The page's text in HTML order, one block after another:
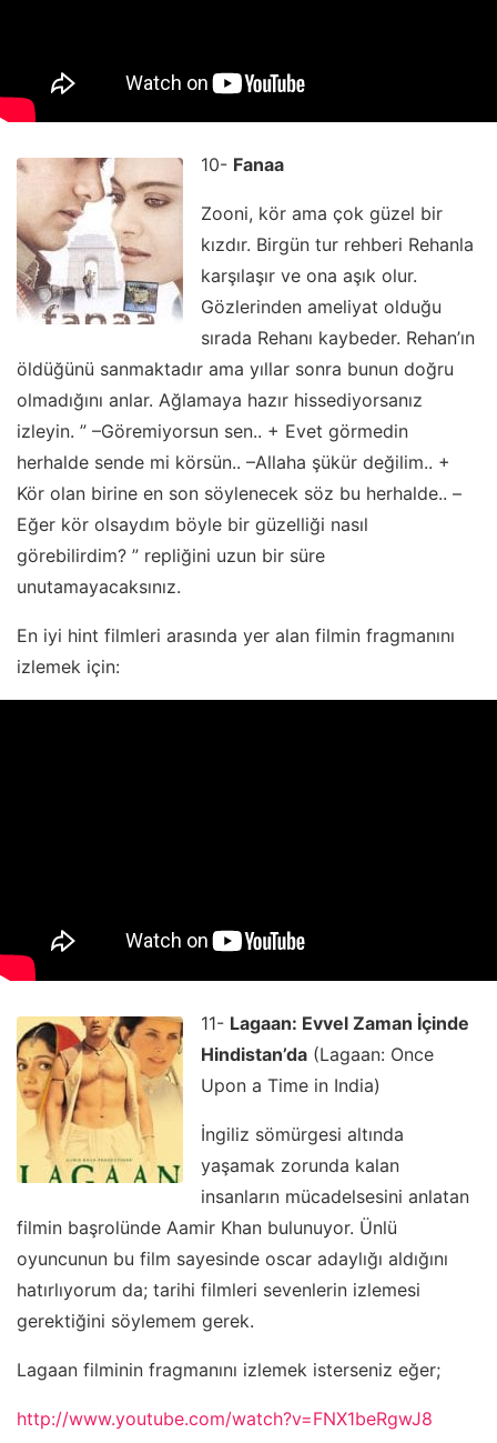
10- Fanaa
Zooni, kör ama çok güzel bir
kızdır. Birgün tur rehberi Rehanla
karşılaşır ve ona aşık olur.
Gözlerinden ameliyat olduğu
sırada Rehanı kaybeder. Rehan’ın
öldüğünü sanmaktadır ama yıllar sonra bunun doğru
olmadığını anlar. Ağlamaya hazır hissediyorsanız
izleyin. ” –Göremiyorsun sen.. + Evet görmedin
herhalde sende mi körsün.. –Allaha şükür değilim.. +
Kör olan birine en son söylenecek söz bu herhalde.. –
Eğer kör olsaydım böyle bir güzelliği nasıl
görebilirdim? ” repliğini uzun bir süre
unutamayacaksınız.
En iyi hint filmleri arasında yer alan filmin fragmanını
izlemek için:
11- Lagaan: Evvel Zaman İçinde
Hindistan’da (Lagaan: Once
Upon a Time in India)
İngiliz sömürgesi altında
yaşamak zorunda kalan
insanların mücadelsesini anlatan
filmin başrolünde Aamir Khan bulunuyor. Ünlü
oyuncunun bu film sayesinde oscar adaylığı aldığını
hatırlıyorum da; tarihi filmleri sevenlerin izlemesi
gerektiğini söylemem gerek.
Lagaan filminin fragmanını izlemek isterseniz eğer;
http://www.youtube.com/watch?v=FNX1beRgwJ8